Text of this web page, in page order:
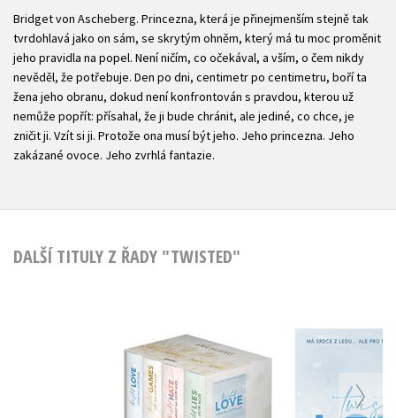
Bridget von Ascheberg. Princezna, která je přinejmenším stejně tak
tvrdohlavá jako on sám, se skrytým ohněm, který má tu moc proměnit
jeho pravidla na popel. Není ničím, co očekával, a vším, o čem nikdy
nevěděl, že potřebuje. Den po dni, centimetr po centimetru, boří ta
žena jeho obranu, dokud není konfrontován s pravdou, kterou už
nemůže popřít: přísahal, že ji bude chránit, ale jediné, co chce, je
zničit ji. Vzít si ji. Protože ona musí být jeho. Jeho princezna. Jeho
zakázané ovoce. Jeho zvrhlá fantazie.
DALŠÍ TITULY Z ŘADY "TWISTED"
Twisted - box
Ana Huang
Twisted
Ana